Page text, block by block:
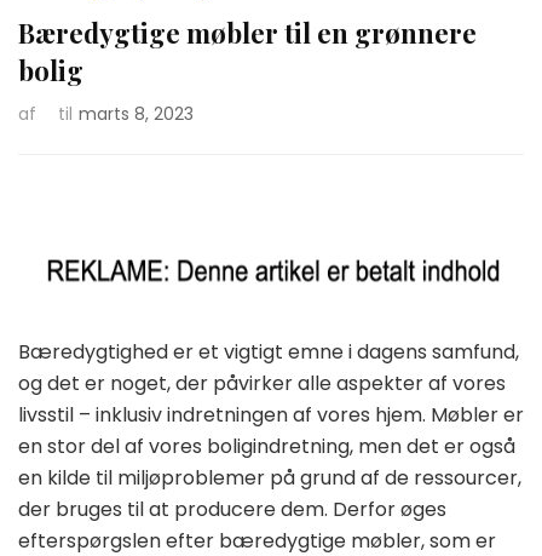
Bæredygtige møbler til en grønnere
bolig
af til marts 8, 2023
Bæredygtighed er et vigtigt emne i dagens samfund,
og det er noget, der påvirker alle aspekter af vores
livsstil – inklusiv indretningen af vores hjem. Møbler er
en stor del af vores boligindretning, men det er også
en kilde til miljøproblemer på grund af de ressourcer,
der bruges til at producere dem. Derfor øges
efterspørgslen efter bæredygtige møbler, som er